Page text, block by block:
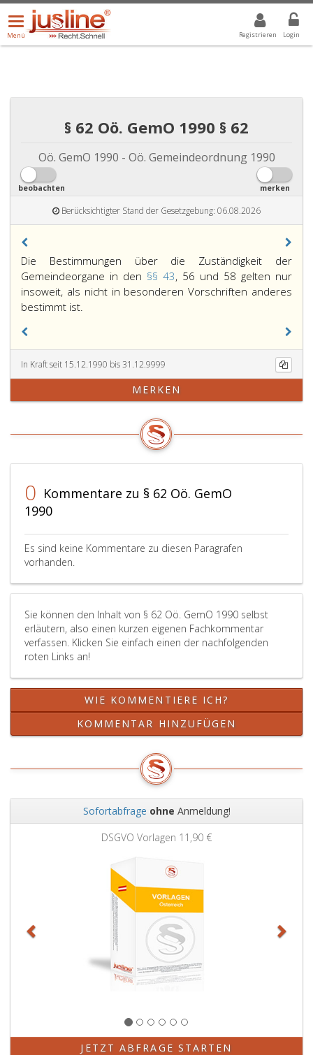
Registrieren Login
Menü
öffnen/schließen
Menü
ALLE DROPDOWN: GEWÄHLTER WERT IST ALLE
§ 62 Oö. GemO 1990 § 62
Oö. GemO 1990 - Oö. Gemeindeordnung 1990
beobachten merken
Berücksichtigter Stand der Gesetzgebung: 06.08.2026
Die Bestimmungen über die Zuständigkeit der
Gemeindeorgane in den §§ 43, 56 und 58 gelten nur
insoweit, als nicht in besonderen Vorschriften anderes
bestimmt ist.
In Kraft seit 15.12.1990 bis 31.12.9999
MERKEN
0 Kommentare zu § 62 Oö. GemO
1990
Es sind keine Kommentare zu diesen Paragrafen
vorhanden.
Sie können den Inhalt von § 62 Oö. GemO 1990 selbst
erläutern, also einen kurzen eigenen Fachkommentar
verfassen. Klicken Sie einfach einen der nachfolgenden
roten Links an!
WIE KOMMENTIERE ICH?
KOMMENTAR HINZUFÜGEN
Sofortabfrage ohne Anmeldung!
DSGVO Vorlagen 11,90 €
JETZT ABFRAGE STARTEN